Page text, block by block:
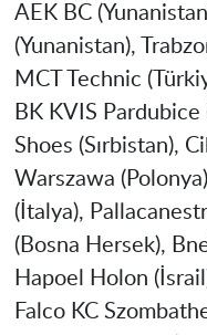
AEK BC
(Yunanistan),
MCT Technic
BK KVIS
Shoes (Sırbistan),
Warszawa
(İtalya),
(Bosna Hersek),
Hapoel Holon
Falco KC